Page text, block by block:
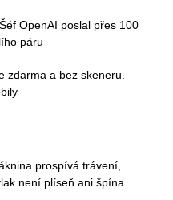
OpenAI poslal přes 100
páru
zdarma a bez skeneru.
prospívá trávení,
není plíseň ani špína